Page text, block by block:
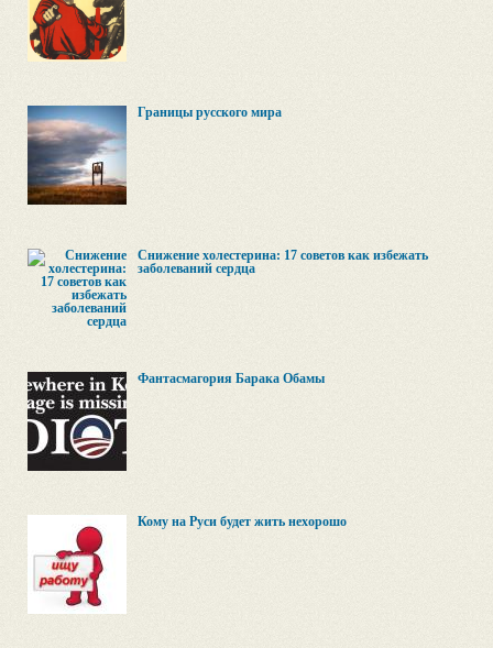
Границы русского мира
Снижение холестерина: 17 советов как избежать
заболеваний сердца
Фантасмагория Барака Обамы
Кому на Руси будет жить нехорошо